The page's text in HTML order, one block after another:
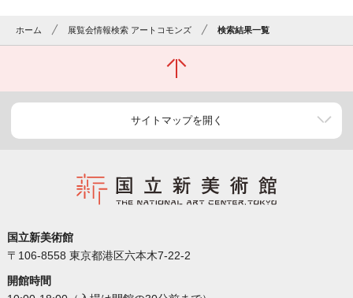
ホーム 展覧会情報検索 アートコモンズ 検索結果一覧
サイトマップを開く
国立新美術館
〒106-8558 東京都港区六本木7-22-2
開館時間